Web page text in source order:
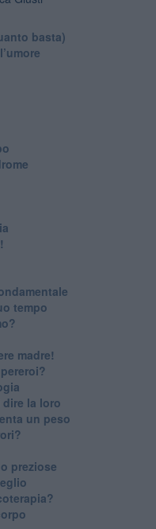
basta)
tempo
madre!
la loro
un peso
preziose